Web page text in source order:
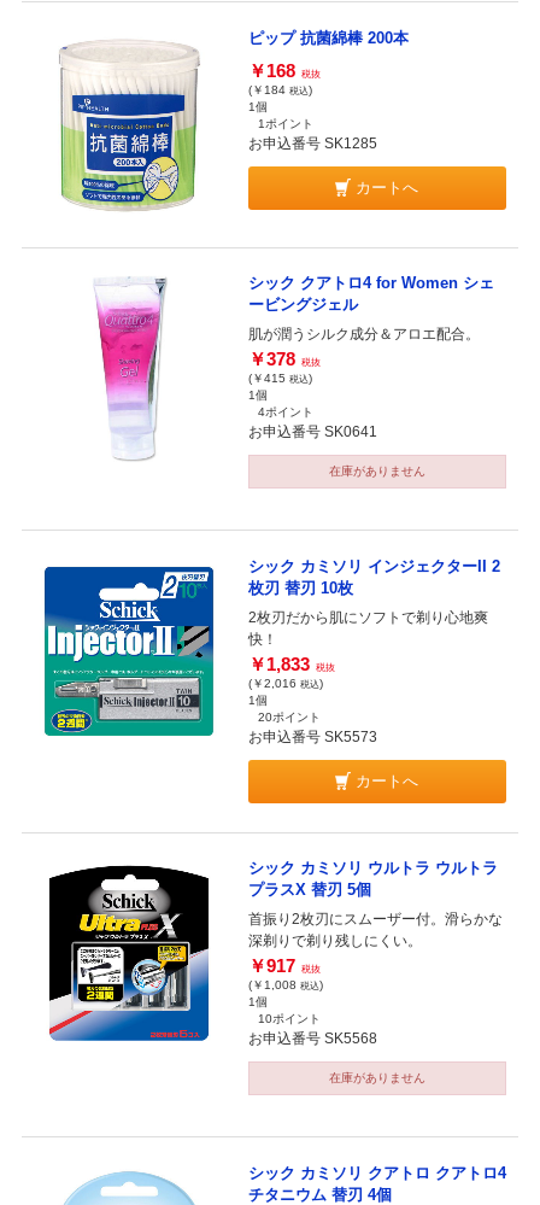
ピップ 抗菌綿棒 200本
￥168 税抜
(￥184 税込)
1個
1ポイント
お申込番号 SK1285
カートへ
シック クアトロ4 for Women シェ
ービングジェル
肌が潤うシルク成分＆アロエ配合。
￥378 税抜
(￥415 税込)
1個
4ポイント
お申込番号 SK0641
在庫がありません
シック カミソリ インジェクターII 2
枚刃 替刃 10枚
2枚刃だから肌にソフトで剃り心地爽
快！
￥1,833 税抜
(￥2,016 税込)
1個
20ポイント
お申込番号 SK5573
カートへ
シック カミソリ ウルトラ ウルトラ
プラスX 替刃 5個
首振り2枚刃にスムーザー付。滑らかな
深剃りで剃り残しにくい。
￥917 税抜
(￥1,008 税込)
1個
10ポイント
お申込番号 SK5568
在庫がありません
シック カミソリ クアトロ クアトロ4
チタニウム 替刃 4個